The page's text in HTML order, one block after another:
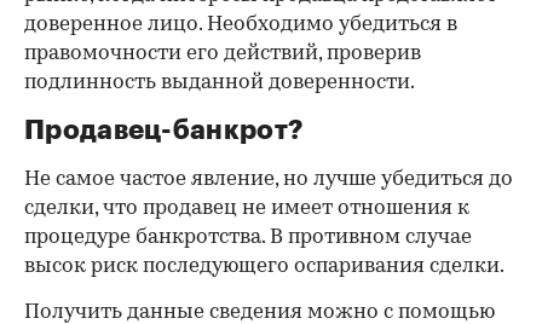
доверенное лицо. Необходимо убедиться в
правомочности его действий, проверив
подлинность выданной доверенности.
Продавец-банкрот?
Не самое частое явление, но лучше убедиться до
сделки, что продавец не имеет отношения к
процедуре банкротства. В противном случае
высок риск последующего оспаривания сделки.
Получить данные сведения можно с помощью